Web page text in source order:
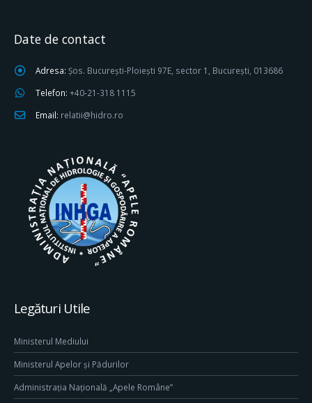
Date de contact
Adresa: Șos. București-Ploiești 97E, sector 1, București, 013686
Telefon: +40-21-318 1115
Email: relatii@hidro.ro
Legături Utile
Ministerul Mediului
Ministerul Apelor și Pădurilor
Administrația Națională „Apele Române”